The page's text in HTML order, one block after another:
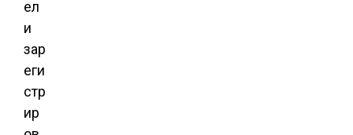
ел
и
зар
еги
стр
ир